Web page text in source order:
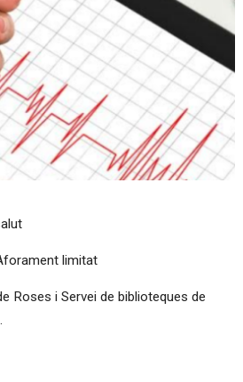
limitat
Roses i Servei de biblioteques de